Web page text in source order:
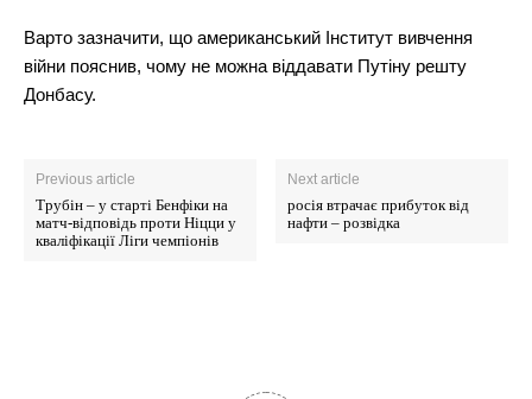
Редакційна політика
Варто зазначити, що американський Інститут вивчення
війни пояснив, чому не можна віддавати Путіну решту
Донбасу.
Previous article
Трубін – у старті Бенфіки на
матч-відповідь проти Ніцци у
кваліфікації Ліги чемпіонів
Next article
росія втрачає прибуток від
нафти – розвідка